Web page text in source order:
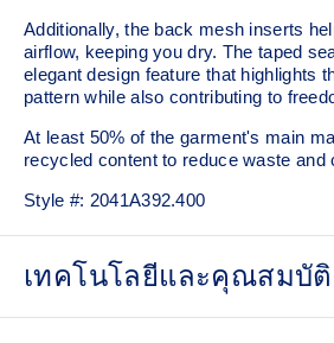
Additionally, the back mesh inserts
airflow, keeping you dry. The taped
elegant design feature that highlights
pattern while also contributing to
At least 50% of the garment's main
recycled content to reduce waste and
Style #: 2041A392.400
เทคโนโลยีและคุณสมบัติ